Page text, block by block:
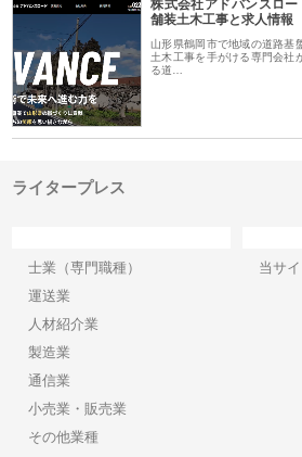
株式会社アドバンスロ
舗装土木工事と求人情報
山形県鶴岡市で地域の道路基
土木工事を手がける専門会社
る道…
ライタープレス
士業（専門職種）
運送業
人材紹介業
製造業
通信業
小売業・販売業
その他業種
当サ